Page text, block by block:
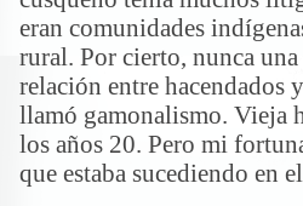
eran comunidades
rural. Por cierto, nunca
relación entre hacendados
llamó gamonalismo. Vieja
los años 20. Pero mi
que estaba sucediendo en